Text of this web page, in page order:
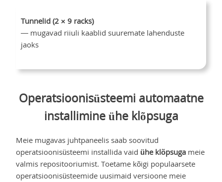
Tunnelid (2 × 9 racks)
— mugavad riiuli kaablid suuremate lahenduste
jaoks
Operatsioonisüsteemi automaatne
installimine ühe klõpsuga
Meie mugavas juhtpaneelis saab soovitud
operatsioonisüsteemi installida vaid ühe klõpsuga meie
valmis repositooriumist. Toetame kõigi populaarsete
operatsioonisüsteemide uusimaid versioone meie